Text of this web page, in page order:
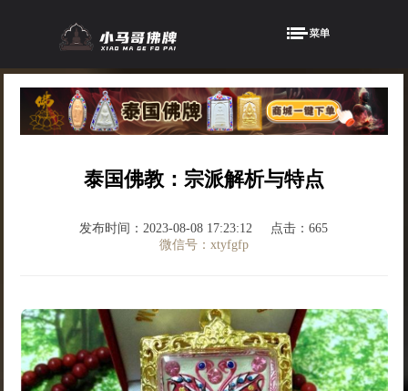
泰国佛教：宗派解析与特点
发布时间：2023-08-08 17:23:12
点击：665
微信号：xtyfgfp